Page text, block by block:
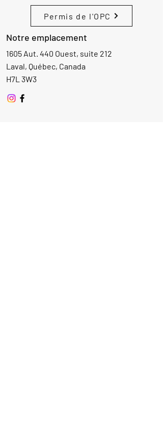
Permis de l'OPC
Notre emplacement
1605 Aut. 440 Ouest, suite 212
Laval, Québec, Canada
H7L 3W3